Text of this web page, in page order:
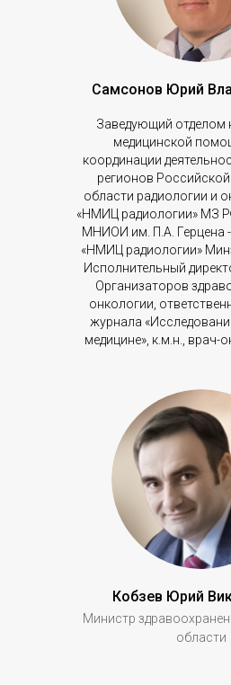
Самсонов Юрий
Заведующий отделом
медицинской
координации
регионов
области радиологии и
«НМИЦ радиологии» МЗ
МНИОИ им. П.А. Герцена
«НМИЦ радиологии»
Исполнительный
Организаторов
онкологии,
журнала
медицине», к.м.н., врач-
Кобзев Юрий
Министр
области